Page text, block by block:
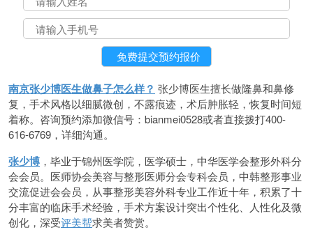
南京张少博医生做鼻子怎么样？ 张少博医生擅长做隆鼻和鼻修
复，手术风格以细腻微创，不露痕迹，术后肿胀轻，恢复时间短
着称。咨询预约添加微信号：bianmei0528或者直接拨打400-
616-6769，详细沟通。
张少博 ，毕业于锦州医学院，医学硕士，中华医学会整形外科分
会会员。医师协会美容与整形医师分会专科会员，中韩整形事业
交流促进会会员，从事整形美容外科专业工作近十年，积累了十
分丰富的临床手术经验，手术方案设计突出个性化、人性化及微
创化，深受评美帮求美者赞赏。